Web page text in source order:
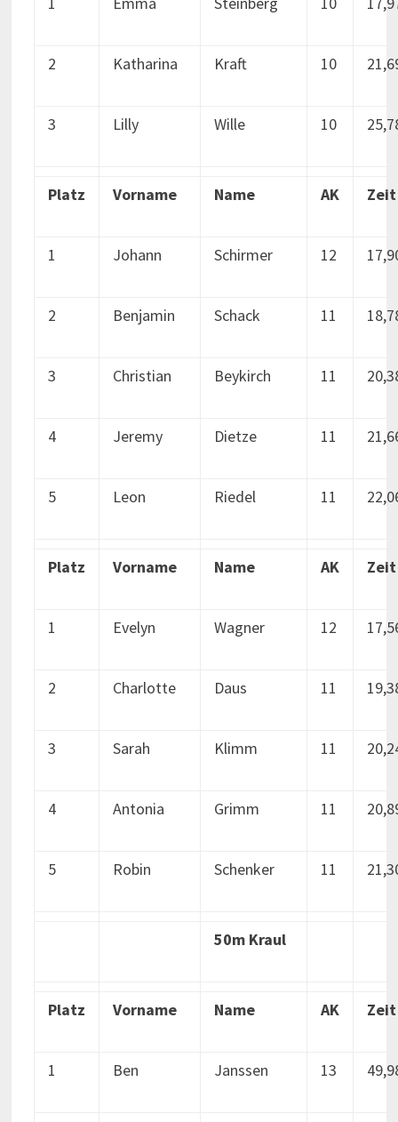
2 Katharina Kraft 10
3 Lilly Wille 10
Platz Vorname Name AK Zeit
1 Johann Schirmer 12
2 Benjamin Schack 11
3 Christian Beykirch 11
4 Jeremy Dietze 11
5 Leon Riedel 11
Platz Vorname Name AK Zeit
1 Evelyn Wagner 12
2 Charlotte Daus 11
3 Sarah Klimm 11
4 Antonia Grimm 11
5 Robin Schenker 11
50m Kraul
Platz Vorname Name AK Zeit
1 Ben Janssen 13